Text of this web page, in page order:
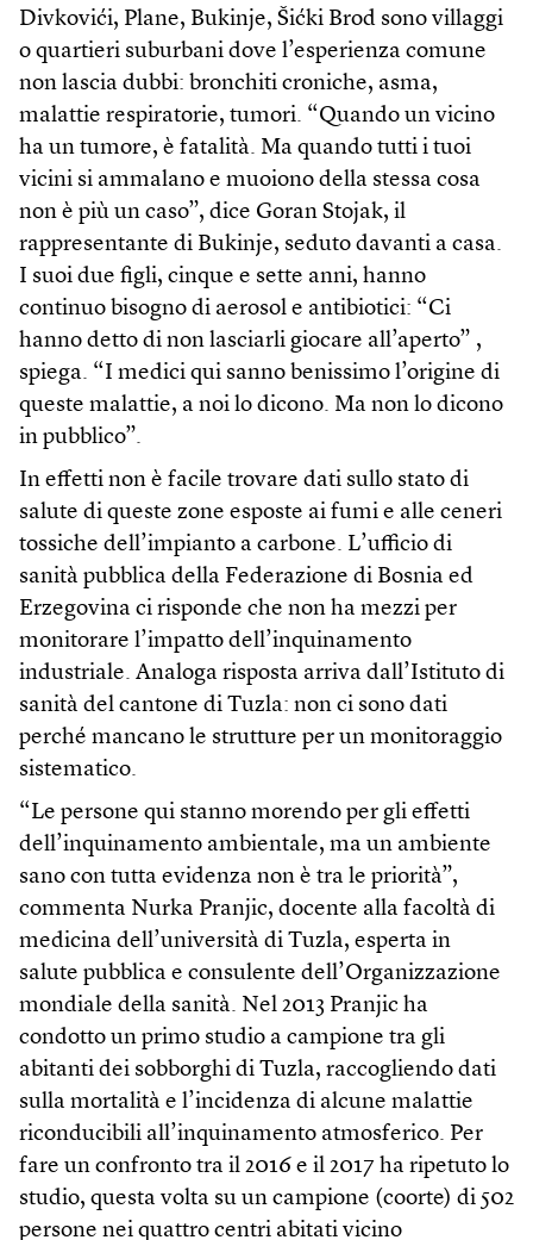
Divkovići, Plane, Bukinje, Šićki Brod sono villaggi
o quartieri suburbani dove l’esperienza comune
non lascia dubbi: bronchiti croniche, asma,
malattie respiratorie, tumori. “Quando un vicino
ha un tumore, è fatalità. Ma quando tutti i tuoi
vicini si ammalano e muoiono della stessa cosa
non è più un caso”, dice Goran Stojak, il
rappresentante di Bukinje, seduto davanti a casa.
I suoi due figli, cinque e sette anni, hanno
continuo bisogno di aerosol e antibiotici: “Ci
hanno detto di non lasciarli giocare all’aperto” ,
spiega. “I medici qui sanno benissimo l’origine di
queste malattie, a noi lo dicono. Ma non lo dicono
in pubblico”.
In effetti non è facile trovare dati sullo stato di
salute di queste zone esposte ai fumi e alle ceneri
tossiche dell’impianto a carbone. L’ufficio di
sanità pubblica della Federazione di Bosnia ed
Erzegovina ci risponde che non ha mezzi per
monitorare l’impatto dell’inquinamento
industriale. Analoga risposta arriva dall’Istituto di
sanità del cantone di Tuzla: non ci sono dati
perché mancano le strutture per un monitoraggio
sistematico.
“Le persone qui stanno morendo per gli effetti
dell’inquinamento ambientale, ma un ambiente
sano con tutta evidenza non è tra le priorità”,
commenta Nurka Pranjic, docente alla facoltà di
medicina dell’università di Tuzla, esperta in
salute pubblica e consulente dell’Organizzazione
mondiale della sanità. Nel 2013 Pranjic ha
condotto un primo studio a campione tra gli
abitanti dei sobborghi di Tuzla, raccogliendo dati
sulla mortalità e l’incidenza di alcune malattie
riconducibili all’inquinamento atmosferico. Per
fare un confronto tra il 2016 e il 2017 ha ripetuto lo
studio, questa volta su un campione (coorte) di 502
persone nei quattro centri abitati vicino